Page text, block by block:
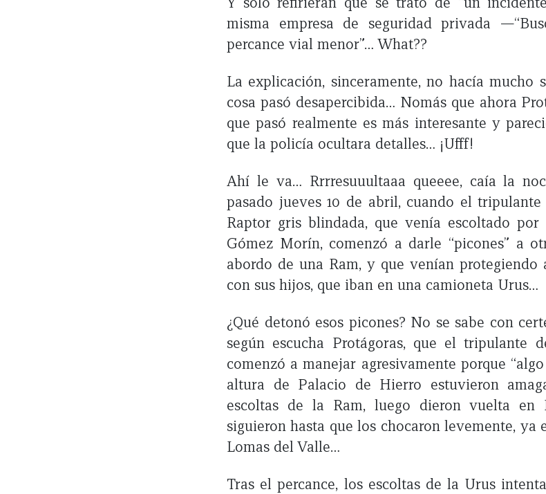
misma empresa de seguridad privada
percance vial menor”… What??
La explicación, sinceramente, no hacía mucho
cosa pasó desapercibida… Nomás que ahora
que pasó realmente es más interesante y
que la policía ocultara detalles… ¡Ufff!
Ahí le va… Rrrresuuultaaa queeee, caía la
pasado jueves 10 de abril, cuando el
Raptor gris blindada, que venía escoltado por
Gómez Morín, comenzó a darle “picones” a
abordo de una Ram, y que venían protegiendo
con sus hijos, que iban en una camioneta Urus…
¿Qué detonó esos picones? No se sabe con
según escucha Protágoras, que el tripulante
comenzó a manejar agresivamente porque
altura de Palacio de Hierro estuvieron
escoltas de la Ram, luego dieron vuelta en
siguieron hasta que los chocaron levemente, ya
Lomas del Valle…
Tras el percance, los escoltas de la Urus